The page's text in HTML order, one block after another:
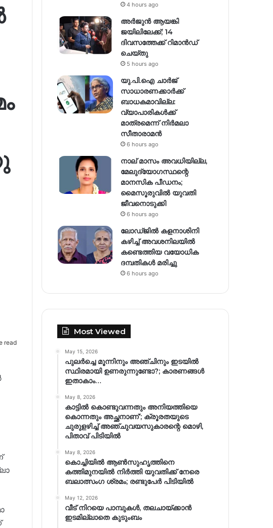
read
4 hours ago
അർജുൻ ആയങ്കി
ജയിലിലേക്ക്; 14
ദിവസത്തേക്ക് റിമാൻഡ്
ചെയ്തു
5 hours ago
യു.പി.ഐ ചാർജ്
സാധാരണക്കാർക്ക്
ബാധകമാവില്ല:
വ്യാപാരികൾക്ക്
മാത്രമെന്ന് നിർമലാ
സീതാരാമൻ
6 hours ago
നാല് മാസം അവധിയില്ല,
മേലുദ്യോഗസ്ഥന്റെ
മാനസിക പീഡനം;
മൈസൂരുവിൽ യുവതി
ജീവനൊടുക്കി
6 hours ago
ലോഡ്ജിൽ കളനാശിനി
കഴിച്ച് അവശനിലയിൽ
കണ്ടെത്തിയ വയോധിക
ദമ്പതികൾ മരിച്ചു
6 hours ago
Most Viewed
May 15, 2026
പുലർച്ചെ മൂന്നിനും അഞ്ചിനും ഇടയിൽ
സ്ഥിരമായി ഉണരുന്നുണ്ടോ?; കാരണങ്ങള്‍
ഇതാകാം…
May 8, 2026
കാട്ടിൽ കൊണ്ടുവന്നതും അനിയത്തിയെ
കൊന്നതും അച്ഛനാണ്’; ക്രൂരതയുടെ
ചുരുളഴിച്ച് അഞ്ചുവയസുകാരന്റെ മൊഴി,
പിതാവ് പിടിയിൽ
May 8, 2026
കൊച്ചിയിൽ ആൺസുഹൃത്തിനെ
കത്തിമുനയിൽ നിർത്തി യുവതിക്ക് നേരെ
ബലാത്സംഗ​ ശ്രമം; രണ്ടുപേർ പിടിയിൽ
May 12, 2026
വീട് നിറയെ പാമ്പുകൾ, തലചായ്ക്കാൻ
ഇടമില്ലാതെ കുടുംബം